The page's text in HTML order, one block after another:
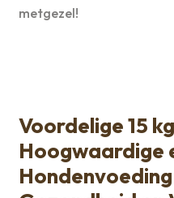
metgezel!
Voordelige 15
Hoogwaardige